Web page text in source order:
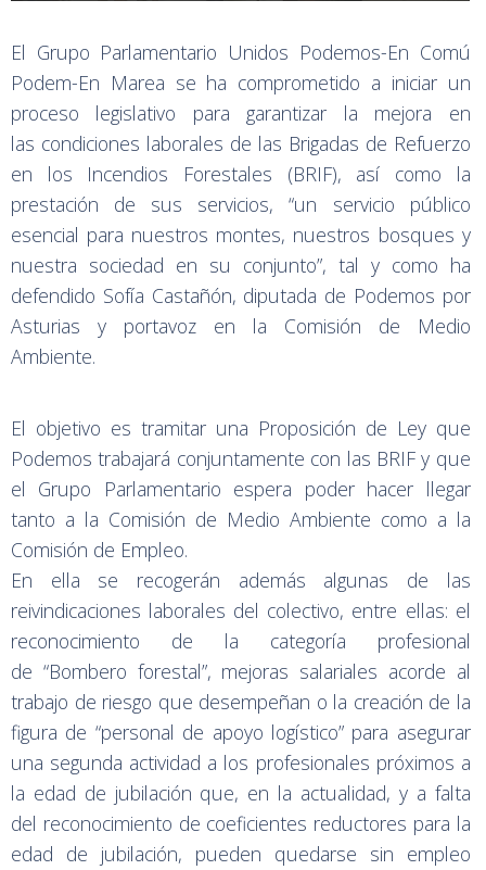
El Grupo Parlamentario Unidos Podemos-En Comú
Podem-En Marea se ha comprometido a iniciar un
proceso legislativo para garantizar la mejora en
las condiciones laborales de las Brigadas de Refuerzo
en los Incendios Forestales (BRIF), así como la
prestación de sus servicios, “un servicio público
esencial para nuestros montes, nuestros bosques y
nuestra sociedad en su conjunto”, tal y como ha
defendido Sofía Castañón, diputada de Podemos por
Asturias y portavoz en la Comisión de Medio
Ambiente.
El objetivo es tramitar una Proposición de Ley que
Podemos trabajará conjuntamente con las BRIF y que
el Grupo Parlamentario espera poder hacer llegar
tanto a la Comisión de Medio Ambiente como a la
Comisión de Empleo.
En ella se recogerán además algunas de las
reivindicaciones laborales del colectivo, entre ellas: el
reconocimiento de la categoría profesional
de “Bombero forestal”, mejoras salariales acorde al
trabajo de riesgo que desempeñan o la creación de la
figura de “personal de apoyo logístico” para asegurar
una segunda actividad a los profesionales próximos a
la edad de jubilación que, en la actualidad, y a falta
del reconocimiento de coeficientes reductores para la
edad de jubilación, pueden quedarse sin empleo